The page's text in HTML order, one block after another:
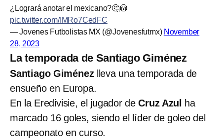
¿Logrará anotar el mexicano?🤔😳
pic.twitter.com/IMRo7CedFC
— Jovenes Futbolistas MX (@Jovenesfutmx) November
28, 2023
La temporada de Santiago Giménez
Santiago Giménezlleva una temporada de
ensueño en Europa.
En la Eredivisie, el jugador deCruz Azul
ha
marcado 16 goles, siendo el líder de goleo del
campeonato en curso.